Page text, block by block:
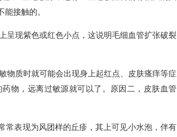
接触的。
呈现紫色或红色小点，这说明毛细血管扩张破裂
物质时就可能会出现身上起红点、皮肤瘙痒等症
物，远离过敏源就可以了。原因二，皮肤血管
常表现为风团样的丘疹，其上可见小水泡，伴有